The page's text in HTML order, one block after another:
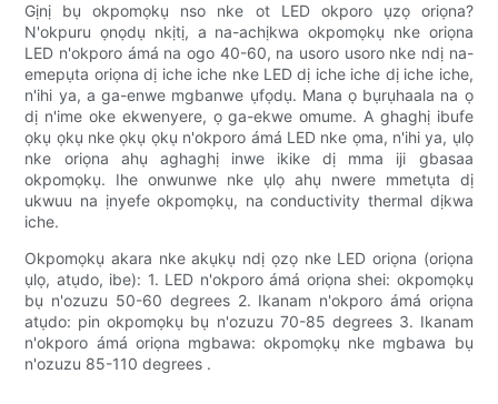
Gịnị bụ okpomọkụ nso nke ot LED okporo ụzọ oriọna?
N'okpuru ọnọdụ nkịtị, a na-achịkwa okpomọkụ nke oriọna
LED n'okporo ámá na ogo 40-60, na usoro usoro nke ndị na-
emepụta oriọna dị iche iche nke LED dị iche iche dị iche iche,
n'ihi ya, a ga-enwe mgbanwe ụfọdụ. Mana ọ bụrụhaala na ọ
dị n'ime oke ekwenyere, ọ ga-ekwe omume. A ghaghị ibufe
ọkụ ọkụ nke ọkụ ọkụ n'okporo ámá LED nke ọma, n'ihi ya, ụlọ
nke oriọna ahụ aghaghị inwe ikike dị mma iji gbasaa
okpomọkụ. Ihe onwunwe nke ụlọ ahụ nwere mmetụta dị
ukwuu na ịnyefe okpomọkụ, na conductivity thermal dịkwa
iche.
Okpomọkụ akara nke akụkụ ndị ọzọ nke LED oriọna (oriọna
ụlọ, atụdo, ibe): 1. LED n'okporo ámá oriọna shei: okpomọkụ
bụ n'ozuzu 50-60 degrees 2. Ikanam n'okporo ámá oriọna
atụdo: pin okpomọkụ bụ n'ozuzu 70-85 degrees 3. Ikanam
n'okporo ámá oriọna mgbawa: okpomọkụ nke mgbawa bụ
n'ozuzu 85-110 degrees .